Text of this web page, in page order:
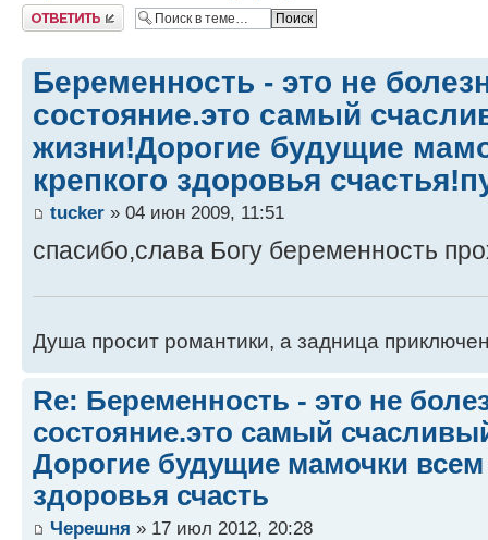
Ответить
Беременность - это не
состояние.это самый
жизни!Дорогие будущие
крепкого здоровья
tucker » 04 июн 2009, 11:51
спасибо,слава Богу беременность
Душа просит романтики, а задница
Re: Беременность - это не
состояние.это самый
Дорогие будущие мамочки всем
здоровья счасть
Черешня » 17 июл 2012, 20:28